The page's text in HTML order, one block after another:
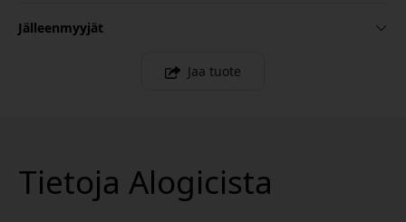
Jälleenmyyjät
Jaa tuote
Tietoja Alogicista